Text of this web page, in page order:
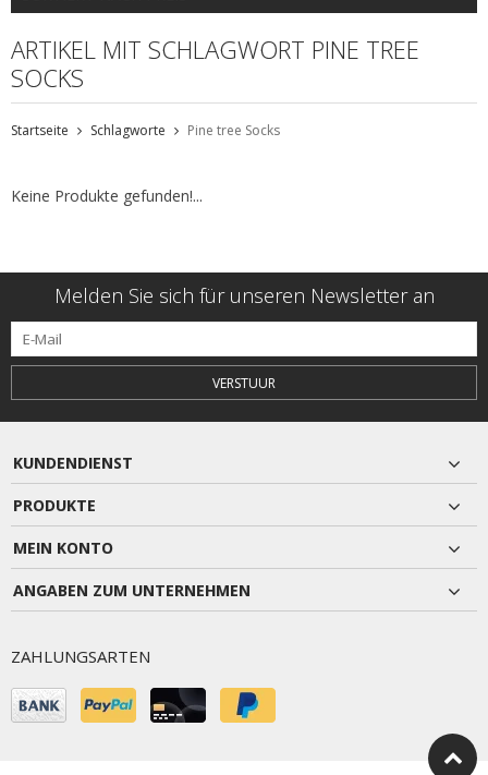
ARTIKEL MIT SCHLAGWORT PINE TREE
SOCKS
Startseite Schlagworte Pine tree Socks
Keine Produkte gefunden!...
Melden Sie sich für unseren Newsletter an
VERSTUUR
KUNDENDIENST
PRODUKTE
MEIN KONTO
ANGABEN ZUM UNTERNEHMEN
ZAHLUNGSARTEN